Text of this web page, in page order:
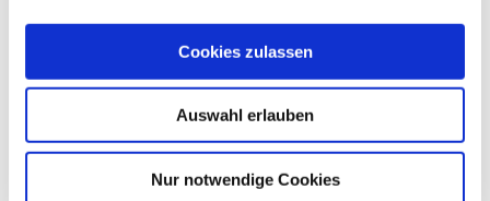
Cookies zulassen
Auswahl erlauben
Nur notwendige Cookies
Kontaktinformationen:
Weingut Hagemann
Dalheimer Straße 23
Weinolsheim
Tel:(0049) 6249 905151
E-Mail:info@weingut-hagemann.de
http://www.weingut-hagemann.de